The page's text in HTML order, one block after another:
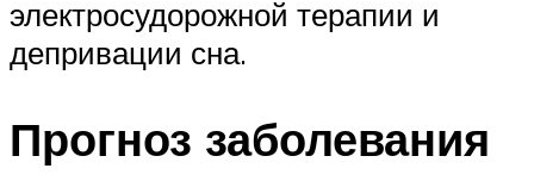
электросудорожной терапии и
депривации сна.
Прогноз заболевания